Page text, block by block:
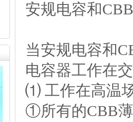
安规电容和
当安规电容和
电容器工作在
⑴工作在高温
①所有的CBB